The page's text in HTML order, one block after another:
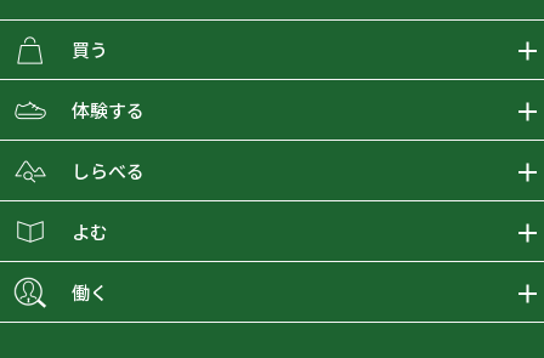
買う
ECMALLの商品をさがす
取り扱いブランド一覧
ショップブログ
会員募集
体験する
おとな女子登山部
グラビティリサーチ
しらべる
登山レポート
よむ
働く